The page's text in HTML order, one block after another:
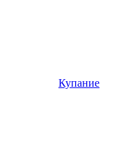
Купание